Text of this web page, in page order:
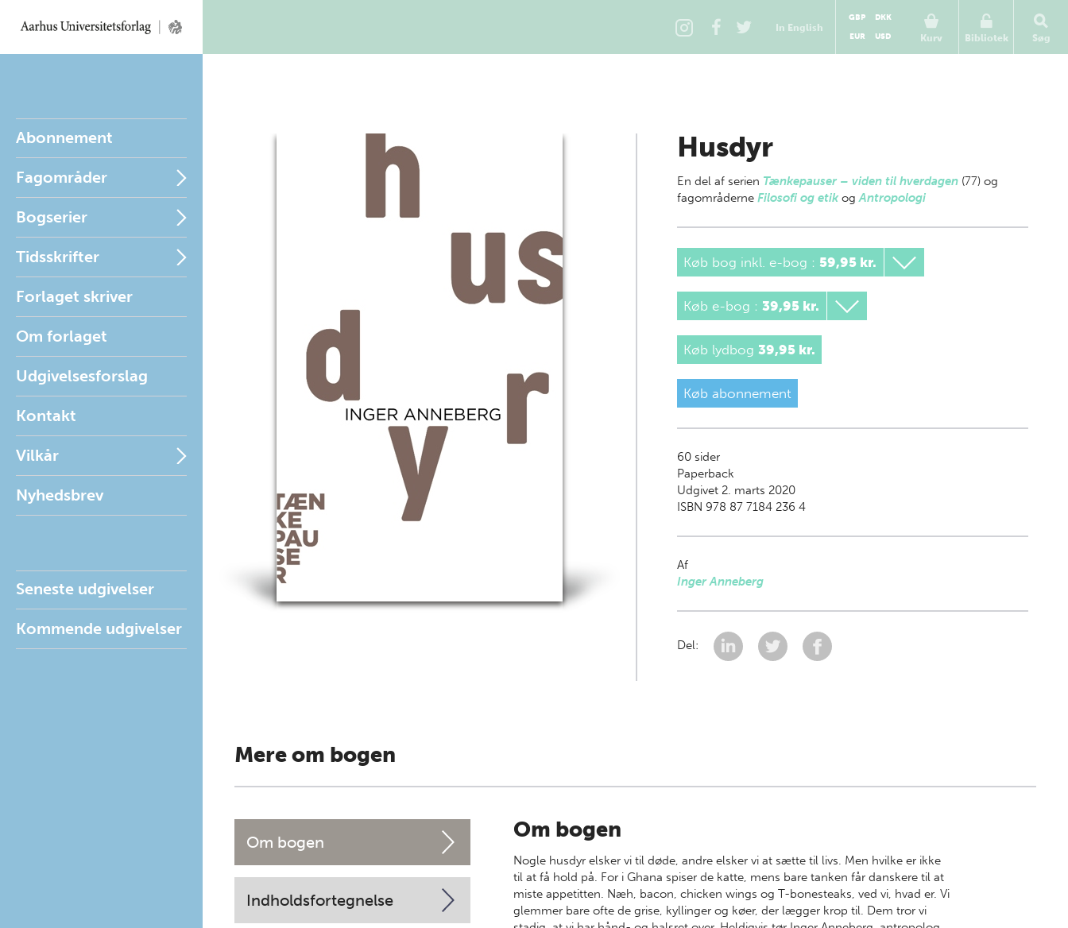
In English
Kurv
GBP
DKK
EUR
USD Bibliotek Søg
Abonnement
Fagområder
Bogserier
Tidsskrifter
Forlaget skriver
Om forlaget
Udgivelsesforslag
Kontakt
Vilkår
Nyhedsbrev
Seneste udgivelser
Kommende udgivelser
Husdyr
En del af serien Tænkepauser – viden til hverdagen (77) og
fagområderne Filosofi og etikogAntropologi
Køb bog inkl. e-bog : 59,95 kr.
Køb e-bog : 39,95 kr.
Køb lydbog 39,95 kr.
Køb abonnement
60sider
Paperback
Udgivet 2. marts 2020
ISBN 978 87 7184 236 4
Af
Inger Anneberg
Del:
Mere om bogen
Om bogen
Indholdsfortegnelse
Om bogen
Nogle husdyr elsker vi til døde, andre elsker vi at sætte til livs. Men hvilke er ikke
til at få hold på. For i Ghana spiser de katte, mens bare tanken får danskere til at
miste appetitten. Næh, bacon, chicken wings og T-bonesteaks, ved vi, hvad er. Vi
glemmer bare ofte de grise, kyllinger og køer, der lægger krop til. Dem tror vi